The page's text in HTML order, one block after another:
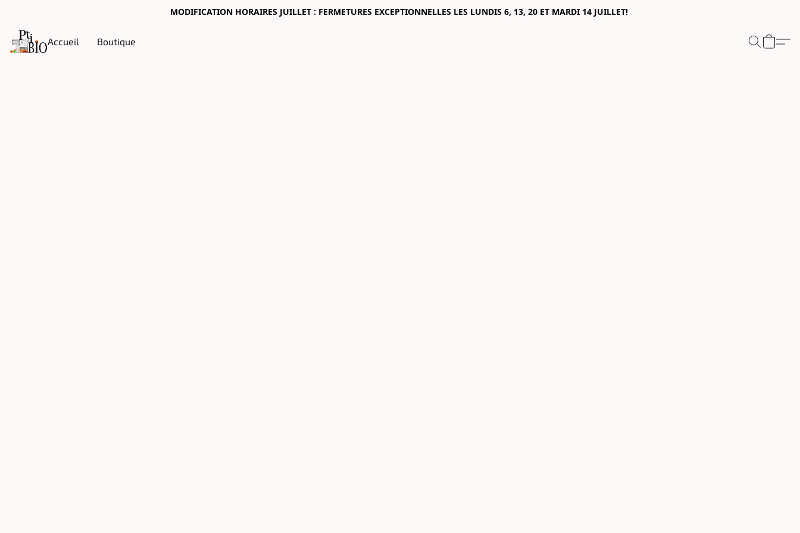
MODIFICATION HORAIRES JUILLET : FERMETURES EXCEPTIONNELLES LES LUNDIS 6, 13, 20 ET MARDI 14 JUILLET!
Accueil Boutique